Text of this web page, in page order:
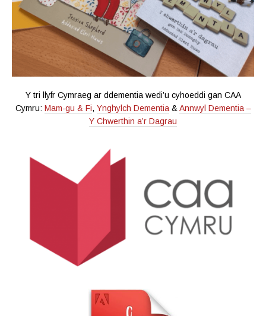
Y tri llyfr Cymraeg ar ddementia wedi’u cyhoeddi gan CAA
Cymru: Mam-gu & Fi, Ynghylch Dementia& Annwyl Dementia –
Y Chwerthin a’r Dagrau